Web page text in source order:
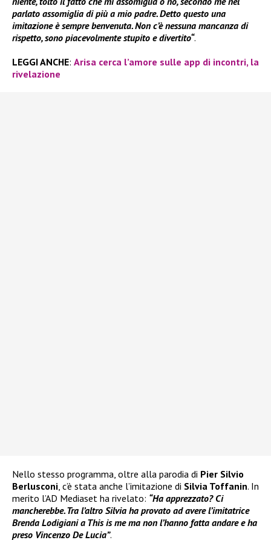
parlato assomiglia di più a mio padre. Detto questo una
imitazione è sempre benvenuta. Non c’è nessuna mancanza di
rispetto, sono piacevolmente stupito e divertito“.
LEGGI ANCHE: Arisa cerca l’amore sulle app di incontri, la
rivelazione
Nello stesso programma, oltre alla parodia di Pier Silvio
Berlusconi , c’è stata anche l’imitazione di Silvia Toffanin. In
merito l’AD Mediaset ha rivelato: “Ha apprezzato? Ci
mancherebbe. Tra l’altro Silvia ha provato ad avere l’imitatrice
Brenda Lodigiani a This is me ma non l’hanno fatta andare e ha
preso Vincenzo De Lucia”.